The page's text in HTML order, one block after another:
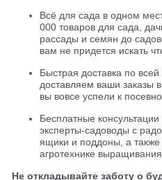
Всё для сада в одном
000 товаров для сада,
рассады и семян до
вам не придется искать
Быстрая доставка по
доставляем ваши заказы
вы вовсе успели к
Бесплатные
эксперты-садоводы с
ящики и поддоны, а также
агротехнике
Не откладывайте заботу о